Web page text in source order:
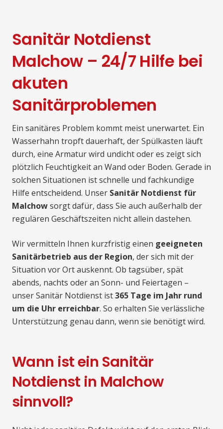
Sanitär Notdienst
Malchow – 24/7 Hilfe bei
akuten
Sanitärproblemen
Ein sanitäres Problem kommt meist unerwartet. Ein
Wasserhahn tropft dauerhaft, der Spülkasten läuft
durch, eine Armatur wird undicht oder es zeigt sich
plötzlich Feuchtigkeit an Wand oder Boden. Gerade in
solchen Situationen ist schnelle und fachkundige
Hilfe entscheidend. Unser Sanitär Notdienst für
Malchowsorgt dafür, dass Sie auch außerhalb der
regulären Geschäftszeiten nicht allein dastehen.
Wir vermitteln Ihnen kurzfristig einen geeigneten
Sanitärbetrieb aus der Region, der sich mit der
Situation vor Ort auskennt. Ob tagsüber, spät
abends, nachts oder an Sonn- und Feiertagen –
unser Sanitär Notdienst ist365 Tage im Jahr rund
um die Uhr erreichbar. So erhalten Sie verlässliche
Unterstützung genau dann, wenn sie benötigt wird.
Wann ist ein Sanitär
Notdienst in Malchow
sinnvoll?